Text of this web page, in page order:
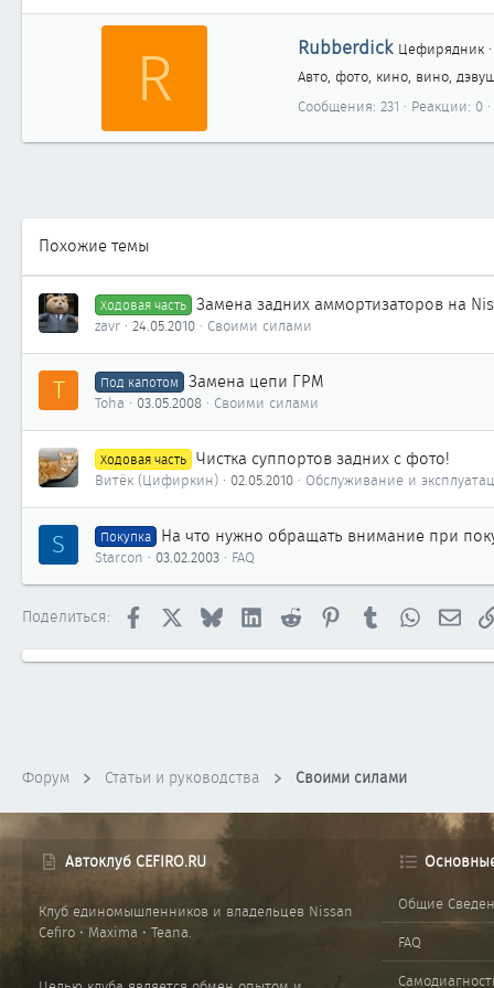
R
А
т
о
Rubberdick Цефирядник ·
Авто, фото, кино, вино,
Сообщения 231 Реакции 0
Похожие темы
Ходовая часть Замена задних аммортизаторов на
zavr 24.05.2010 Своими силами
T Под капотом Замена цепи ГРМ
Toha 03.05.2008 Своими силами
Ходовая часть Чистка суппортов задних с фото!
Витёк (Цифиркин) 02.05.2010 Обслуживание и
S Покупка На что нужно обращать внимание при
Starcon 03.02.2003 FAQ
Поделиться: Facebook Bluesky LinkedInReddit PinterestTumblrWhatsApp
Форум Статьи и руководства Своими силами
Автоклуб CEFIRO.RU
Клуб единомышленников и владельцев Nissan
Cefiro • Maxima • Teana.
Общие
FAQ